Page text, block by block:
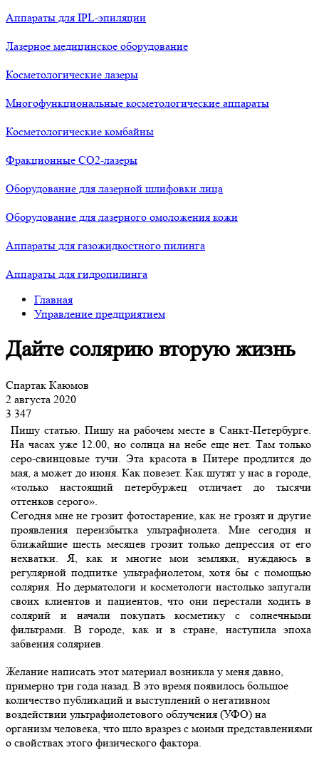
Аппараты для IPL-эпиляции
Лазерное медицинское оборудование
Косметологические лазеры
Многофункциональные косметологические аппараты
Косметологические комбайны
Фракционные СО2-лазеры
Оборудование для лазерной шлифовки лица
Оборудование для лазерного омоложения кожи
Аппараты для газожидкостного пилинга
Аппараты для гидропилинга
Главная
Управление предприятием
Дайте солярию вторую жизнь
Спартак Каюмов
2 августа 2020
3 347
Пишу статью. Пишу на рабочем месте в Санкт-Петербурге.
На часах уже 12.00, но солнца на небе еще нет. Там только
серо-свинцовые тучи. Эта красота в Питере продлится до
мая, а может до июня. Как повезет. Как шутят у нас в городе,
«только настоящий петербуржец отличает до тысячи
оттенков серого».
Сегодня мне не грозит фотостарение, как не грозят и другие
проявления переизбытка ультрафиолета. Мне сегодня и
ближайшие шесть месяцев грозит только депрессия от его
нехватки. Я, как и многие мои земляки, нуждаюсь в
регулярной подпитке ультрафиолетом, хотя бы с помощью
солярия. Но дерматологи и косметологи настолько запугали
своих клиентов и пациентов, что они перестали ходить в
солярий и начали покупать косметику с солнечными
фильтрами. В городе, как и в стране, наступила эпоха
забвения соляриев.
Желание написать этот материал возникла у меня давно,
примерно три года назад. В это время появилось большое
количество публикаций и выступлений о негативном
воздействии ультрафиолетового облучения (УФО) на
организм человека, что шло вразрез с моими представлениями
о свойствах этого физического фактора.